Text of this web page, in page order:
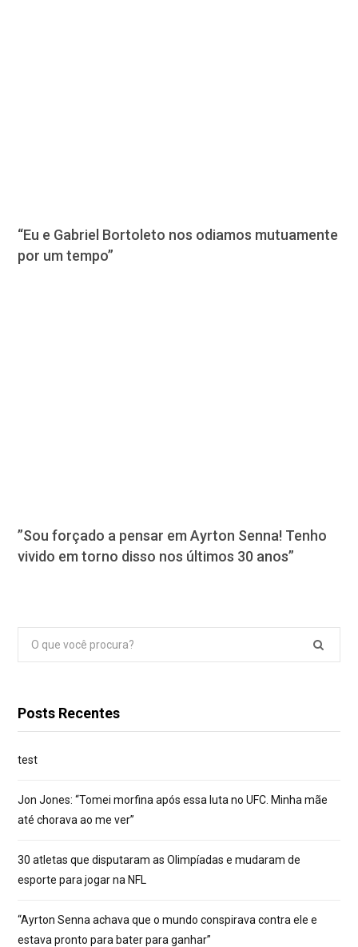
“Eu e Gabriel Bortoleto nos odiamos mutuamente
por um tempo”
”Sou forçado a pensar em Ayrton Senna! Tenho
vivido em torno disso nos últimos 30 anos”
Pesquisar
por:
Posts Recentes
test
Jon Jones: “Tomei morfina após essa luta no UFC. Minha mãe
até chorava ao me ver”
30 atletas que disputaram as Olimpíadas e mudaram de
esporte para jogar na NFL
“Ayrton Senna achava que o mundo conspirava contra ele e
estava pronto para bater para ganhar”